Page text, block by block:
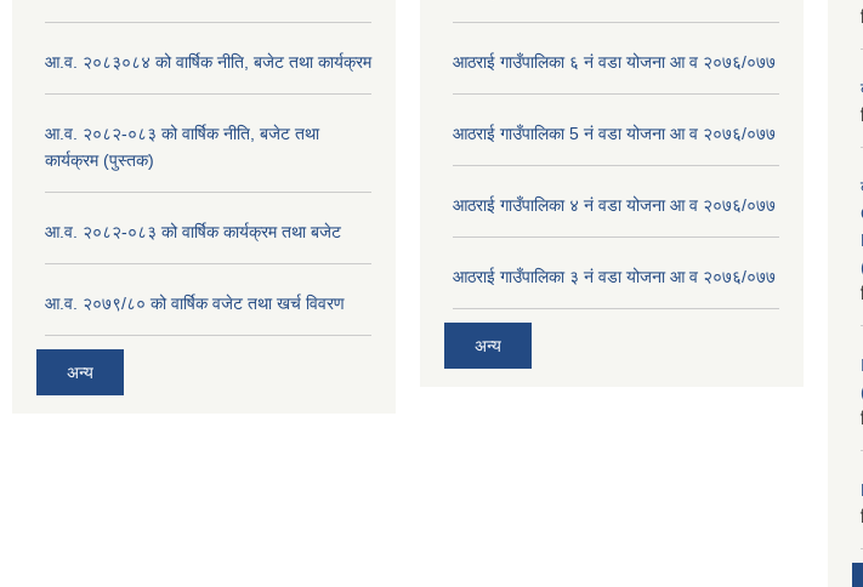
आ.व. २०८३०८४ को वार्षिक नीति, बजेट तथा कार्यक्रम
आ.व. २०८२-०८३ को वार्षिक नीति, बजेट तथा
कार्यक्रम (पुस्तक)
आ.व. २०८२-०८३ को वार्षिक कार्यक्रम तथा बजेट
आ.व. २०७९/८० को वार्षिक वजेट तथा खर्च विवरण
अन्य
आठराई गाउँपालिका ६ नं वडा योजना आ व २०७६/०७७
आठराई गाउँपालिका 5 नं वडा योजना आ व २०७६/०७७
आठराई गाउँपालिका ४ नं वडा योजना आ व २०७६/०७७
आठराई गाउँपालिका ३ नं वडा योजना आ व २०७६/०७७
अन्य